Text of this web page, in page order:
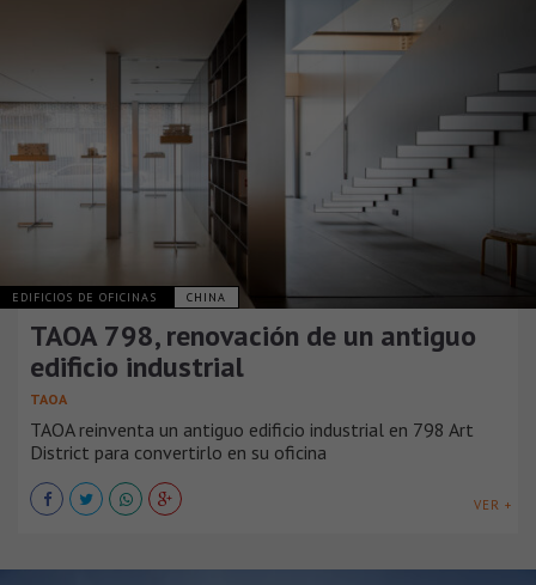
EDIFICIOS DE OFICINAS CHINA
TAOA 798, renovación de un antiguo
edificio industrial
TAOA
TAOA reinventa un antiguo edificio industrial en 798 Art
District para convertirlo en su oficina
VER +